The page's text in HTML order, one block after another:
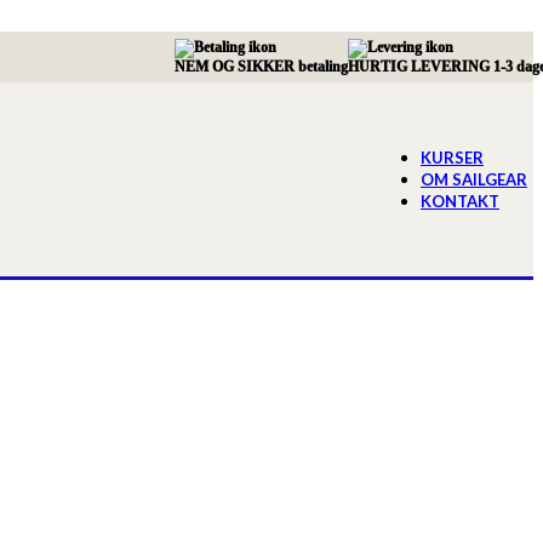
NEM OG SIKKER betalingHURTIG LEVERING 1-3
KURSER
OM SAILGEAR
KONTAKT